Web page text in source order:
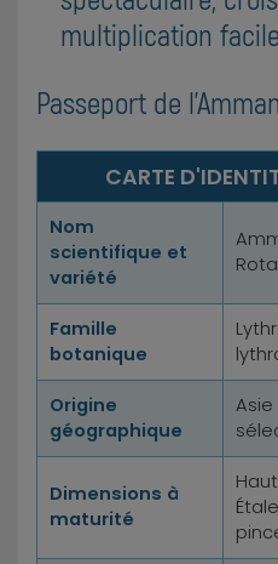
multiplication facile
Passeport de
CARTE
Nom
scientifique et
variété
Famille
botanique
Origine
géographique
Dimensions à
maturité